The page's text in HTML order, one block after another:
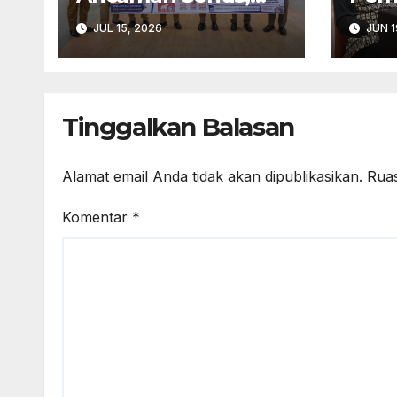
Pemkab Kupang
Gelar Rakor
JUL 15, 2026 JUN
Tinggalkan Balasan
Alamat email Anda tidak akan dipublikasikan.
Komentar *